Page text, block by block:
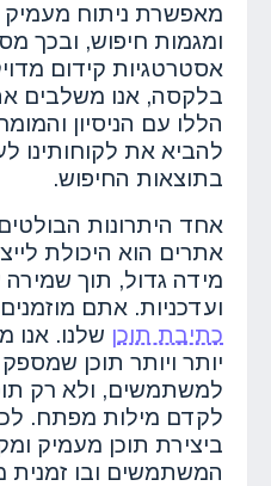
מאפשרת ניתוח
ומגמות חיפוש, ובכך
אסטרטגיות קידום
בלקסה, אנו משלבים
הללו עם הניסיון
להביא את לקוחותינו
בתוצאות החיפוש.
אתרים הוא היכולת
מידה גדול, תוך שמירה
ועדכניות. אתם
כתיבת תוכן שלנו. אנו
יותר ויותר תוכן
למשתמשים, ולא רק
לקדם מילות מפתח.
ביצירת תוכן מעמיק
המשתמשים ובו